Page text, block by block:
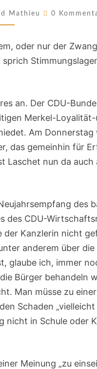
Mathieu Kommentare
0
oder nur der
an. Der CDU-
Merkel-
Am Donnerstag
das gemeinhin für
Laschet nun da auch
des
des CDU-
Kanzlerin nicht
anderem über
glaube ich, immer
Bürger behandeln
Man müsse zu
Schaden
nicht in Schule oder
Meinung „zu